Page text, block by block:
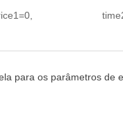
para os parâmetros de